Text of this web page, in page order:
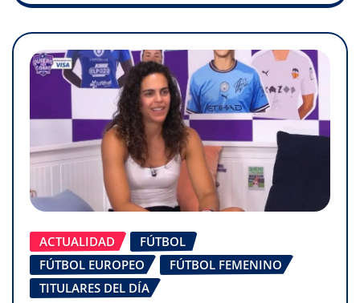
ACTUALIDAD
FÚTBOL
FÚTBOL EUROPEO
FÚTBOL FEMENINO
TITULARES DEL DÍA